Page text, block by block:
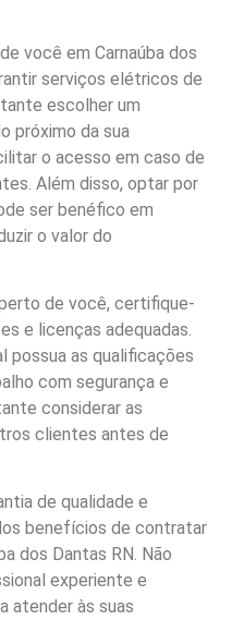
você em Carnaúba dos
serviços elétricos de
escolher um
próximo da sua
o acesso em caso de
Além disso, optar por
ser benéfico em
o valor do
de você, certifique-
e licenças adequadas.
possua as qualificações
com segurança e
considerar as
clientes antes de
de qualidade e
benefícios de contratar
dos Dantas RN. Não
experiente e
atender às suas